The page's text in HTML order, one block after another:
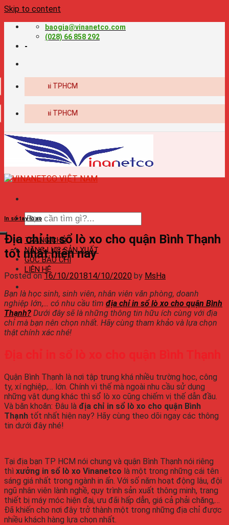
Skip to content
baogia@vinanetco.com
(028) 66 858 292
-
tại TPHCM
tại TPHCM
TRANG CHỦ
NĂNG LỰC SẢN XUẤT
GÓC BÁO CHÍ
LIÊN HỆ
In sổ tay lò xo
Địa chỉ in sổ lò xo cho quận Bình Thạnh
tốt nhất hiện nay
Posted on16/10/201814/10/2020 by MsHa
Bạn là học sinh, sinh viên, nhân viên văn phòng, doanh
nghiệp lớn,… có nhu cầu tìm địa chỉ in sổ lò xo cho quận Bình
Thạnh? Dưới đây sẽ là những thông tin hữu ích cùng với địa
chỉ mà bạn nên chọn nhất. Hãy cùng tham khảo và lựa chọn
thật chính xác nhé!
Địa chỉ in sổ lò xo cho quận Bình Thạnh
Quận Bình Thạnh là nơi tập trung khá nhiều trường học, công
ty, xí nghiệp,… lớn. Chính vì thế mà ngoài nhu cầu sử dụng
những vật dụng khác thì sổ lò xo cũng chiếm vị thế dẫn đầu.
Và băn khoăn: Đâu là địa chỉ in sổ lò xo cho quận Bình
Thạnh tốt nhất hiện nay? Hãy cùng theo dõi ngay các thông
tin dưới đây nhé!
Tại địa bạn TP HCM nói chung và quận Bình Thạnh nói riêng
thì xưởng in sổ lò xo Vinanetco là một trong những cái tên
sáng giá nhất trong ngành in ấn. Với số năm hoạt động lâu, đội
ngũ nhân viên lành nghề, quy trình sản xuất thông minh, trang
thiết bị máy móc hiện đại, ưu đãi hấp dẫn, giá cả phải chăng,…
Đã khiến cho nơi đây trở thành một trong những địa chỉ được
nhiều khách hàng lựa chọn nhất.